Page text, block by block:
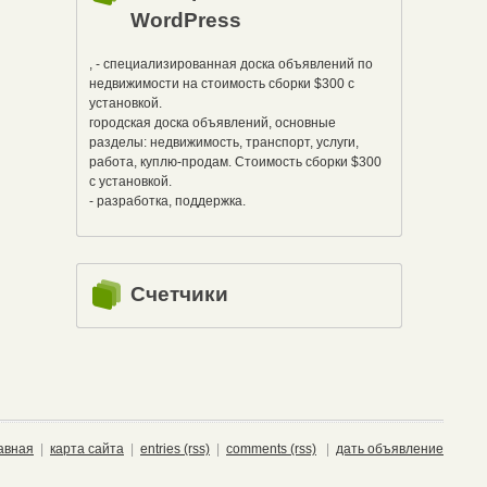
WordPress
, - специализированная доска объявлений по
недвижимости на стоимость сборки $300 с
установкой.
городская доска объявлений, основные
разделы: недвижимость, транспорт, услуги,
работа, куплю-продам. Стоимость сборки $300
с установкой.
- разработка, поддержка.
Счетчики
карта сайта entries (rss) comments (rss) дать объявление